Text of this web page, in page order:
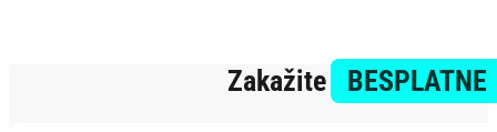
Zakažite BESPLATNE